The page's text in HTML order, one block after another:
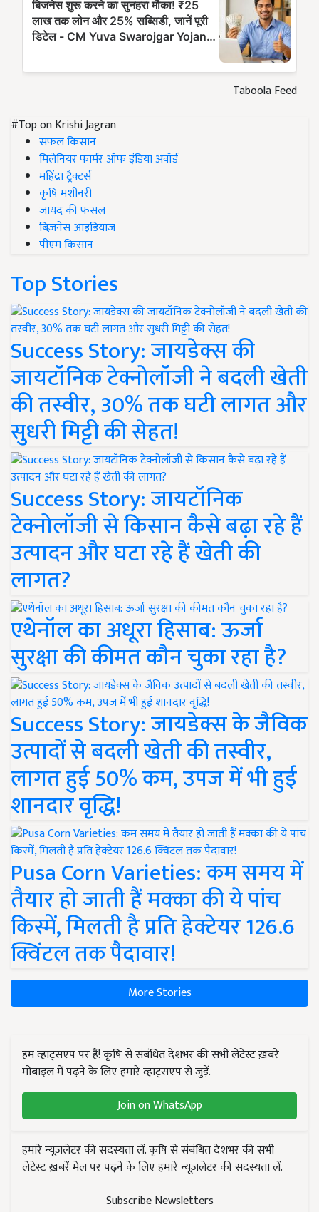
Taboola Feed
#Top on Krishi Jagran
सफल किसान
मिलेनियर फार्मर ऑफ इंडिया अवॉर्ड
महिंद्रा ट्रैक्टर्स
कृषि मशीनरी
जायद की फसल
बिज़नेस आइडियाज
पीएम किसान
Top Stories
Success Story: जायडेक्स की
जायटॉनिक टेक्नोलॉजी ने बदली खेती
की तस्वीर, 30% तक घटी लागत और
सुधरी मिट्टी की सेहत!
Success Story: जायटॉनिक
टेक्नोलॉजी से किसान कैसे बढ़ा रहे हैं
उत्पादन और घटा रहे हैं खेती की
लागत?
एथेनॉल का अधूरा हिसाब: ऊर्जा
सुरक्षा की कीमत कौन चुका रहा है?
Success Story: जायडेक्स के जैविक
उत्पादों से बदली खेती की तस्वीर,
लागत हुई 50% कम, उपज में भी हुई
शानदार वृद्धि!
Pusa Corn Varieties: कम समय में
तैयार हो जाती हैं मक्का की ये पांच
किस्में, मिलती है प्रति हेक्टेयर 126.6
क्विंटल तक पैदावार!
More Stories
हम व्हाट्सएप पर हैं! कृषि से संबंधित देशभर की सभी लेटेस्ट ख़बरें
मोबाइल में पढ़ने के लिए हमारे व्हाट्सएप से जुड़ें.
Join on WhatsApp
हमारे न्यूज़लेटर की सदस्यता लें. कृषि से संबंधित देशभर की सभी
लेटेस्ट ख़बरें मेल पर पढ़ने के लिए हमारे न्यूज़लेटर की सदस्यता लें.
Subscribe Newsletters